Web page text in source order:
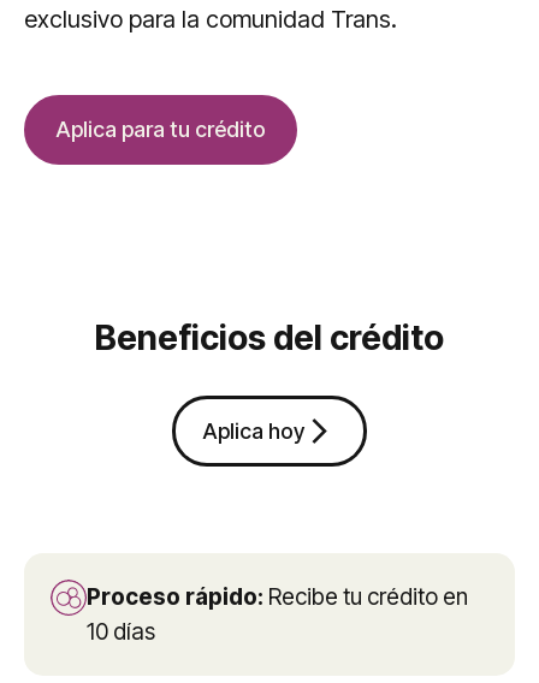
exclusivo para la comunidad Trans.
Aplica para tu crédito
Beneficios del crédito
Aplica hoy arrow_forward_ios
Proceso rápido: Recibe tu crédito en
10 días